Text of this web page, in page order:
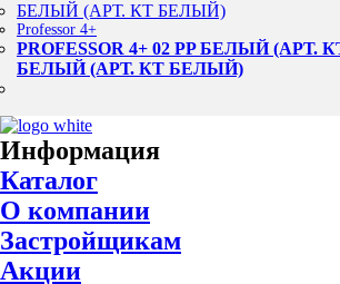
Professor 4+
PROFESSOR 4+ 02 PP БЕЛЫЙ (АРТ.
БЕЛЫЙ (АРТ. КТ БЕЛЫЙ)
Информация
Каталог
О компании
Застройщикам
Акции